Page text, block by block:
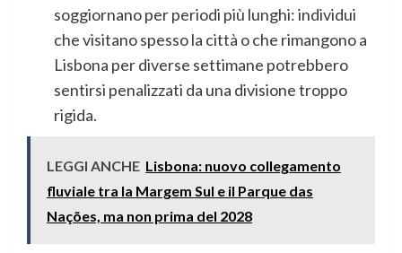
soggiornano per periodi più lunghi: individui
che visitano spesso la città o che rimangono a
Lisbona per diverse settimane potrebbero
sentirsi penalizzati da una divisione troppo
rigida.
LEGGI ANCHE Lisbona: nuovo collegamento
fluviale tra la Margem Sul e il Parque das
Nações, ma non prima del 2028